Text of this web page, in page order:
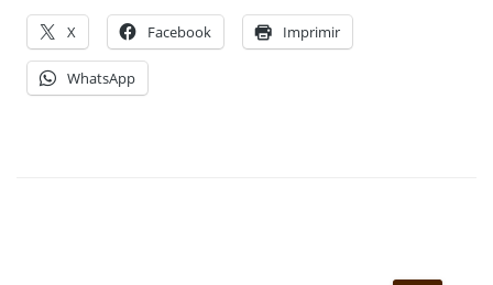
X Facebook Imprimir
WhatsApp